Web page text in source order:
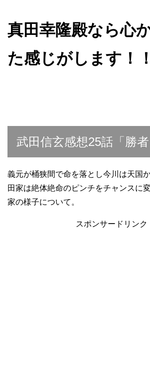
真田幸隆殿なら心
た感じがします！！
武田信玄感想25話「勝者
義元が桶狭間で命を落とし今川は天国
田家は絶体絶命のピンチをチャンスに
家の様子について。
スポンサードリンク